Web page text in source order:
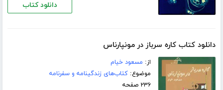
دانلود کتاب
دانلود کتاب کاره سرباز در مونپارناس
از: مسعود خیام
موضوع:کتاب‌های زندگینامه و سفرنامه
۲۳۶ صفحه